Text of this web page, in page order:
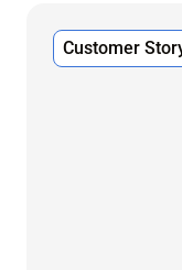
desenvolver um
validação de
Customer